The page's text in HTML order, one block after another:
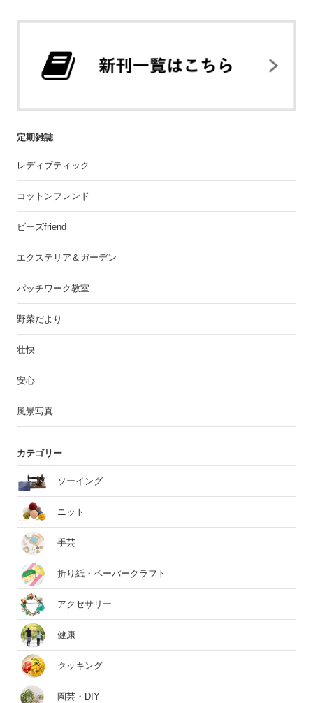
定期雑誌
レディブティック
コットンフレンド
ビーズfriend
エクステリア＆ガーデン
パッチワーク教室
野菜だより
壮快
安心
風景写真
カテゴリー
ソーイング
ニット
手芸
折り紙・ペーパークラフト
アクセサリー
健康
クッキング
園芸・DIY